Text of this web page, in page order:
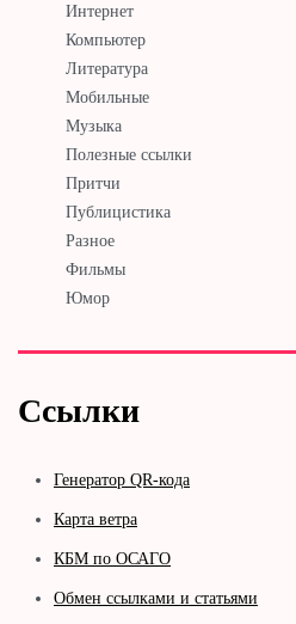
Интернет
Компьютер
Литература
Мобильные
Музыка
Полезные ссылки
Притчи
Публицистика
Разное
Фильмы
Юмор
Ссылки
Генератор QR-кода
Карта ветра
КБМ по ОСАГО
Обмен ссылками и статьями